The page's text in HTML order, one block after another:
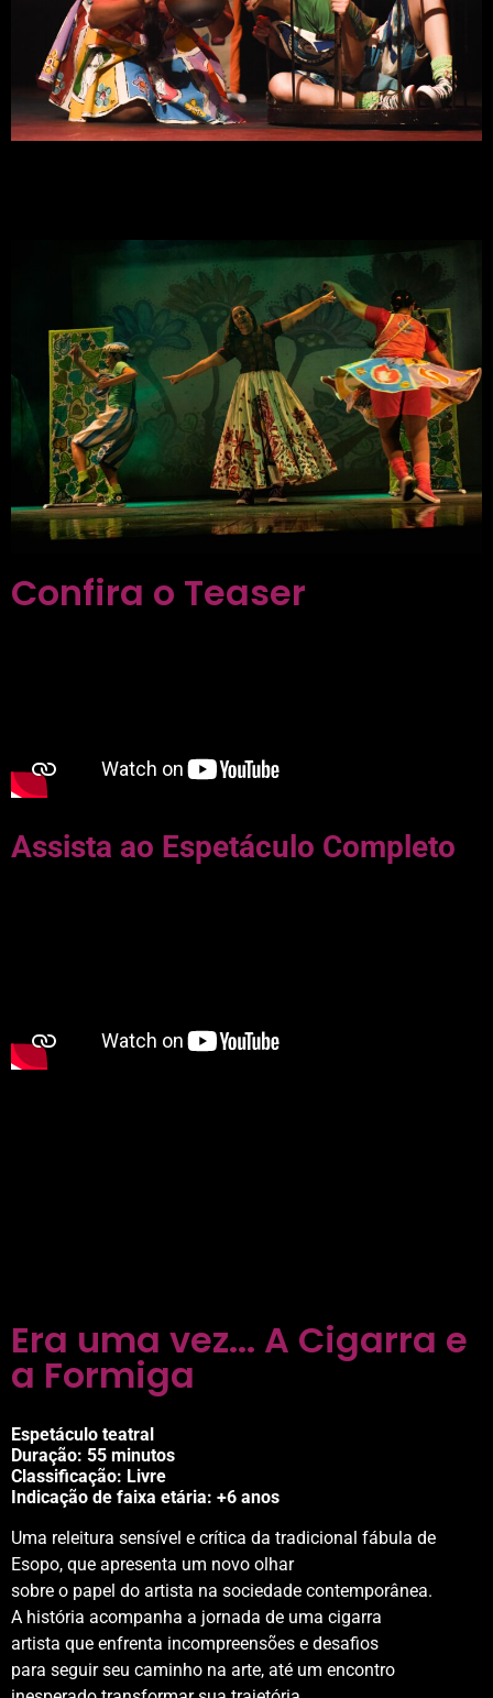
Confira o Teaser
Assista ao Espetáculo Completo
Era uma vez... A Cigarra e
a Formiga
Espetáculo teatral
Duração: 55 minutos
Classificação: Livre
Indicação de faixa etária: +6 anos
Uma releitura sensível e crítica da tradicional fábula de
Esopo, que apresenta um novo olhar
sobre o papel do artista na sociedade contemporânea.
A história acompanha a jornada de uma cigarra
artista que enfrenta incompreensões e desafios
para seguir seu caminho na arte, até um encontro